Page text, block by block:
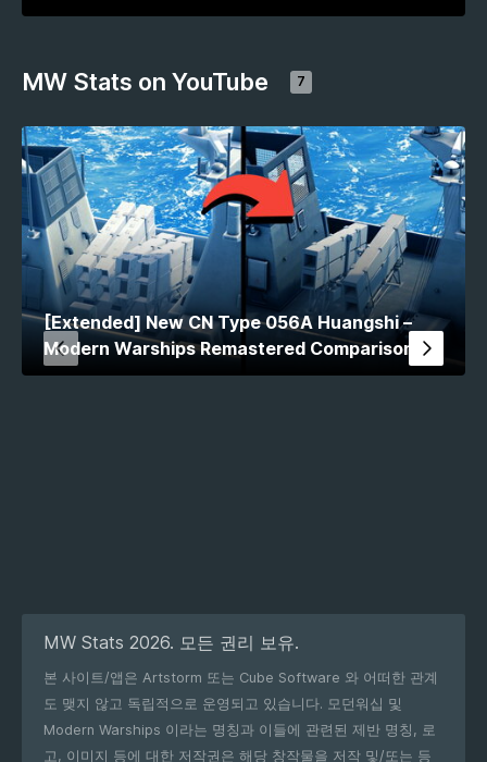
MW Stats on YouTube 7
[Extended] New CN Type 056A Huangshi –
Modern Warships Remastered Comparison
MW Stats 2026. 모든 권리 보유.
본 사이트/앱은 Artstorm 또는 Cube Software 와 어떠한 관계
도 맺지 않고 독립적으로 운영되고 있습니다. 모던워십 및
Modern Warships 이라는 명칭과 이들에 관련된 제반 명칭, 로
고, 이미지 등에 대한 저작권은 해당 창작물을 저작 및/또는 등